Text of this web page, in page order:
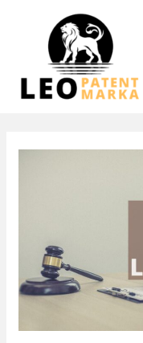
содержимому